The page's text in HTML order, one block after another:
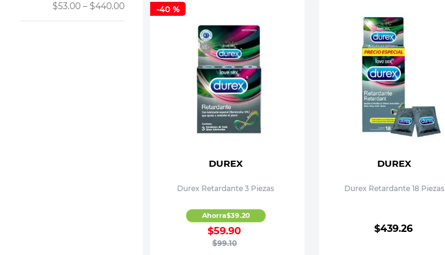
$53.00 – $440.00 -40 %
DUREX
Durex Retardante 3 Piezas
$99.10
$59.90
Ahorra$39.20
DUREX
Durex Retardante 18 Piezas
$439.26